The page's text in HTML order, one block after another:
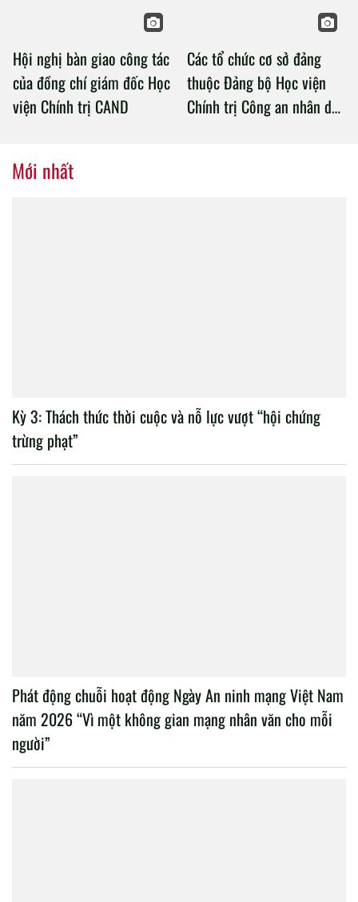
Hội nghị bàn giao công tác
của đồng chí giám đốc Học
viện Chính trị CAND
Các tổ chức cơ sở đảng
thuộc Đảng bộ Học viện
Chính trị Công an nhân dân
Mới nhất
Kỳ 3: Thách thức thời cuộc và nỗ lực vượt “hội chứng
trừng phạt”
Phát động chuỗi hoạt động Ngày An ninh mạng Việt Nam
năm 2026 “Vì một không gian mạng nhân văn cho mỗi
người”